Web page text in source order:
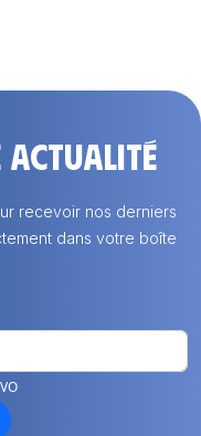
actualité
recevoir nos derniers
dans votre boîte